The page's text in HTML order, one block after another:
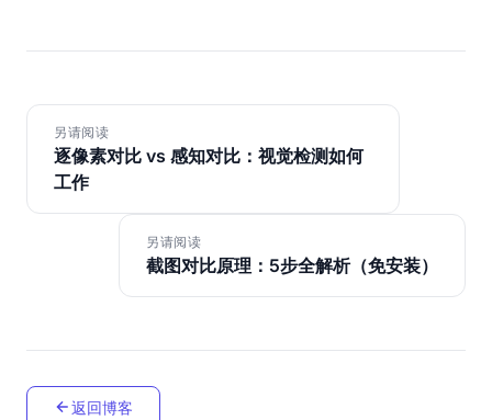
另请阅读
逐像素对比 vs 感知对比：视觉检测如何
工作
另请阅读
截图对比原理：5步全解析（免安装）
返回博客